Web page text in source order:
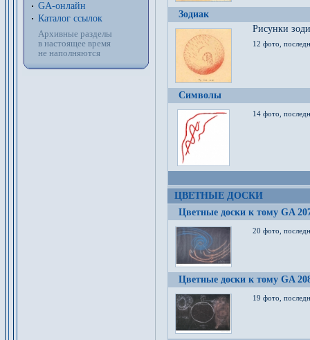
GA-онлайн
Каталог ссылок
Архивные разделы
в настоящее время
не наполняются
Зодиак
Рисунки
12 фото,
Символы
14 фото,
ЦВЕТНЫЕ ДОСКИ
Цветные доски к тому GA
20 фото,
Цветные доски к тому GA
19 фото,